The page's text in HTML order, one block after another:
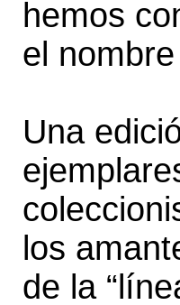
hemos
el
Una
los
de la